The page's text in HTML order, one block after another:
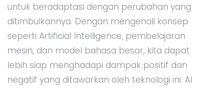
untuk beradaptasi dengan perubahan yang
ditimbulkannya. Dengan mengenali konsep
seperti Artificial Intelligence, pembelajaran
mesin, dan model bahasa besar, kita dapat
lebih siap menghadapi dampak positif dan
negatif yang ditawarkan oleh teknologi ini. AI